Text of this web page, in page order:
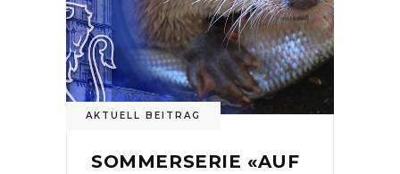
AKTUELL BEITRAG
SOMMERSERIE «AUF